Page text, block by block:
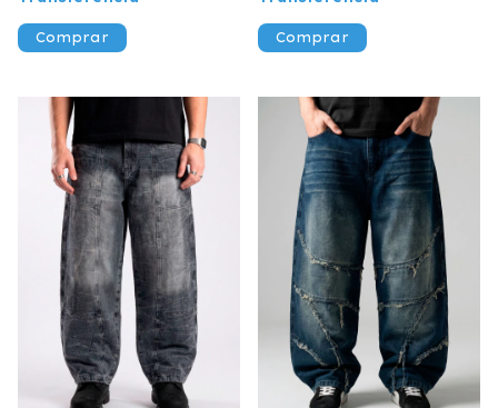
Comprar Comprar